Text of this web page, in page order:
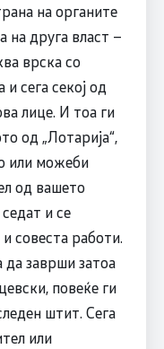
на органите
на друга власт –
врска со
сега секој од
лице. И тоа ги
од „Лотарија“,
или можеби
од вашето
и се
совеста работи.
заврши затоа
повеќе ги
штит. Сега
или